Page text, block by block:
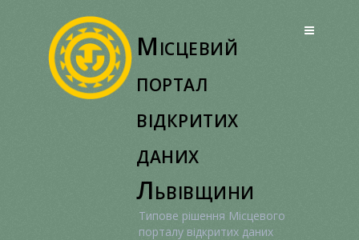
Місцевий
портал
відкритих
даних
Львівщини
Типове рішення Місцевого
порталу відкритих даних